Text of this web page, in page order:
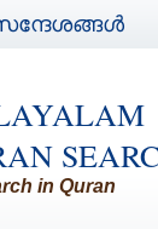
in Quran